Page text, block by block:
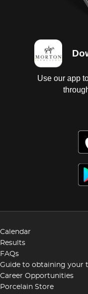
Use our app
Calendar
Results
FAQs
Guide to obtaining your
Career Opportunities
Porcelain Store